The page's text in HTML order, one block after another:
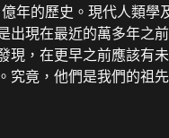
年的歷史。現代人類學
出現在最近的萬多年之前
現，在更早之前應該有
究竟，他們是我們的祖